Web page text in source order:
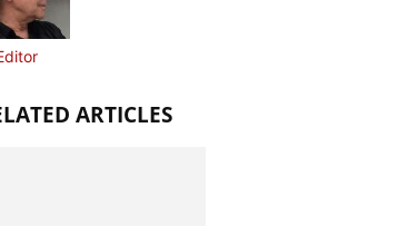
ARTICLES